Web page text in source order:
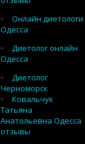
Онлайн диетологи
Одесса
Диетолог онлайн
Одесса
Диетолог
Черноморск
Ковальчук
Татьяна
Анатольевна Одесса
отзывы